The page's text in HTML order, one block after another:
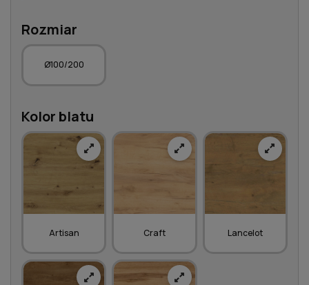
Rozmiar
Ø100/200
Kolor blatu
Artisan Craft Lancelot